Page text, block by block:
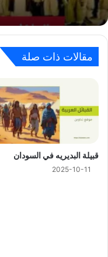
مقالات ذات صلة
ﻗﺒﻴﻠﺔ ﺍﻟﺒﺪﻳﺮﻳﻪ في السودان
2025-10-11